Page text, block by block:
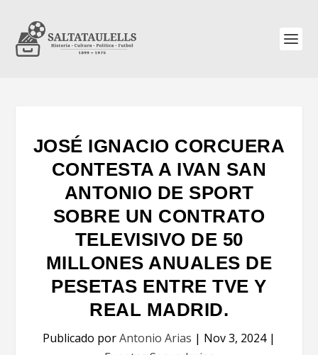
JOSÉ IGNACIO CORCUERA
CONTESTA A IVAN SAN
ANTONIO DE SPORT
SOBRE UN CONTRATO
TELEVISIVO DE 50
MILLONES ANUALES DE
PESETAS ENTRE TVE Y
REAL MADRID.
Publicado porAntonio Arias | Nov 3, 2024|